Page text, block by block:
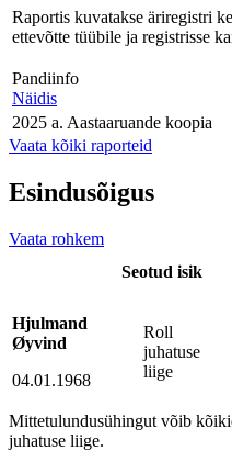
Raportis kuvatakse äriregistri
ettevõtte tüübile ja registrisse
Pandiinfo
Näidis
2025 a. Aastaaruande koopia
Vaata kõiki raporteid
Esindusõigus
Vaata rohkem
Seotud isik
Hjulmand
Øyvind
04.01.1968
Roll
juhatuse
liige
Mittetulundusühingut võib
juhatuse liige.